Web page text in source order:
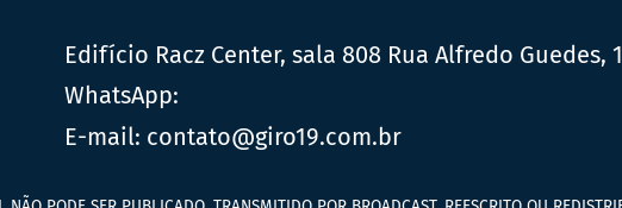
Edifício Racz Center, sala 808 Rua Alfredo Guedes,
WhatsApp:
E-mail: contato@giro19.com.br